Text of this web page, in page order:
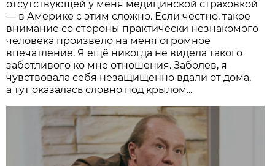
отсутствующей у меня медицинской страховкой
— в Америке с этим сложно. Если честно, такое
внимание со стороны практически незнакомого
человека произвело на меня огромное
впечатление. Я ещё никогда не видела такого
заботливого ко мне отношения. Заболев, я
чувствовала себя незащищенно вдали от дома,
а тут оказалась словно под крылом...